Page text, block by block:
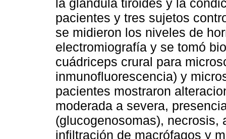
la glándula tiroides y la
pacientes y tres sujetos
se midieron los niveles de
electromiografía y se tomó
cuádriceps crural para
inmunofluorescencia) y
pacientes mostraron
moderada a severa,
(glucogenosomas),
infiltración de macrófagos y